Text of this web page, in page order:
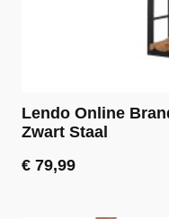
Lendo Online
Zwart Staal
€ 79,99